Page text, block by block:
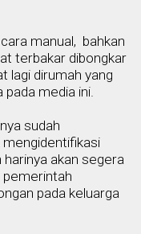
manual, bahkan
terbakar dibongkar
lagi dirumah yang
pada media ini.
sudah
mengidentifikasi
akan segera
pemerintah
pada keluarga